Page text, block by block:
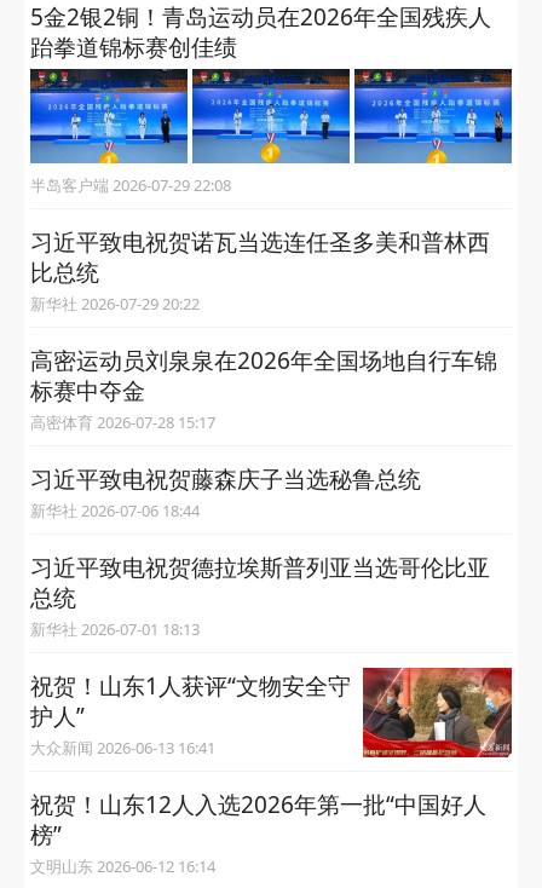
5金2银2铜！青岛运动员在2026年全国残疾人
跆拳道锦标赛创佳绩
半岛客户端 2026-07-29 22:08
习近平致电祝贺诺瓦当选连任圣多美和普林西
比总统
新华社 2026-07-29 20:22
高密运动员刘泉泉在2026年全国场地自行车锦
标赛中夺金
高密体育 2026-07-28 15:17
习近平致电祝贺藤森庆子当选秘鲁总统
新华社 2026-07-06 18:44
习近平致电祝贺德拉埃斯普列亚当选哥伦比亚
总统
新华社 2026-07-01 18:13
祝贺！山东1人获评“文物安全守
护人”
大众新闻 2026-06-13 16:41
祝贺！山东12人入选2026年第一批“中国好人
榜”
文明山东 2026-06-12 16:14